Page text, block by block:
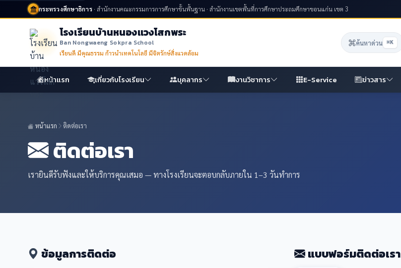
กระทรวงศึกษาธิการ · สำนักงานคณะกรรมการการศึกษาขั้นพื้นฐาน · สำนักงานเขตพื้นที่การศึกษาประถมศึกษาขอนแก่น เขต 3
โรงเรียนบ้านหนองแวงโสกพระ
Ban Nongwaeng Sokpra School
เรียนดี มีคุณธรรม ก้าวนำเทคโนโลยี มีจิตรักษ์สิ่งแวดล้อม
ค้นหาด่วน ⌘K
หน้าแรก เกี่ยวกับโรงเรียน บุคลากร งานวิชาการ E-Service ข่าวสาร
หน้าแรก ติดต่อเรา
ติดต่อเรา
เรายินดีรับฟังและให้บริการคุณเสมอ — ทางโรงเรียนจะตอบกลับภายใน 1–3 วันทำการ
ข้อมูลการติดต่อ แบบฟอร์มติดต่อเรา